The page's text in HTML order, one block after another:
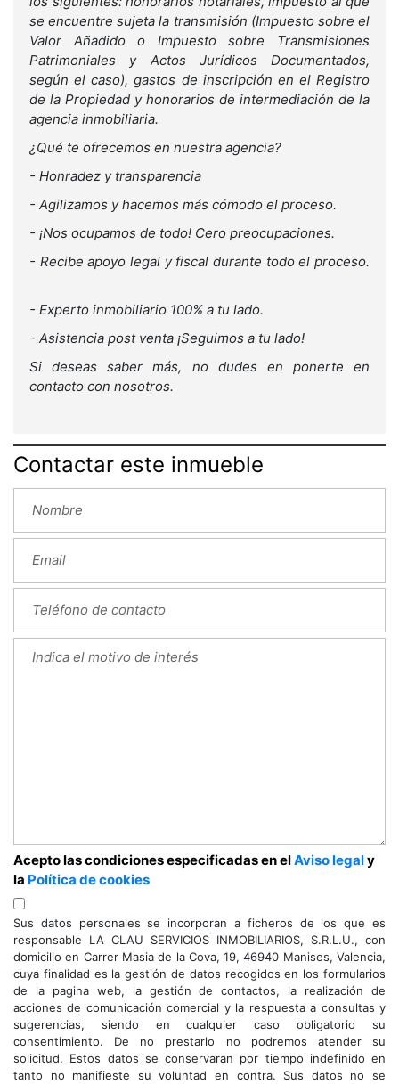
se encuentre sujeta la transmisión (Impuesto sobre el
Valor Añadido o Impuesto sobre Transmisiones
Patrimoniales y Actos Jurídicos Documentados,
según el caso), gastos de inscripción en el Registro
de la Propiedad y honorarios de intermediación de la
agencia inmobiliaria.
¿Qué te ofrecemos en nuestra agencia?
- Honradez y transparencia
- Agilizamos y hacemos más cómodo el proceso.
- ¡Nos ocupamos de todo! Cero preocupaciones.
- Recibe apoyo legal y fiscal durante todo el proceso.
- Experto inmobiliario 100% a tu lado.
- Asistencia post venta ¡Seguimos a tu lado!
Si deseas saber más, no dudes en ponerte en
contacto con nosotros.
Contactar este inmueble
Acepto las condiciones especificadas en elAviso legaly
la Política de cookies
Sus datos personales se incorporan a ficheros de los que es
responsable LA CLAU SERVICIOS INMOBILIARIOS, S.R.L.U., con
domicilio en Carrer Masia de la Cova, 19, 46940 Manises, Valencia,
cuya finalidad es la gestión de datos recogidos en los formularios
de la pagina web, la gestión de contactos, la realización de
acciones de comunicación comercial y la respuesta a consultas y
sugerencias, siendo en cualquier caso obligatorio su
consentimiento. De no prestarlo no podremos atender su
solicitud. Estos datos se conservaran por tiempo indefinido en
tanto no manifieste su voluntad en contra. Sus datos no se